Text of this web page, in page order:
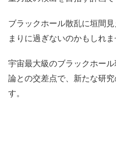
ブラックホール散乱に垣間
まりに過ぎないのかもしれま
宇宙最大級のブラックホー
論との交差点で、新たな研
す。